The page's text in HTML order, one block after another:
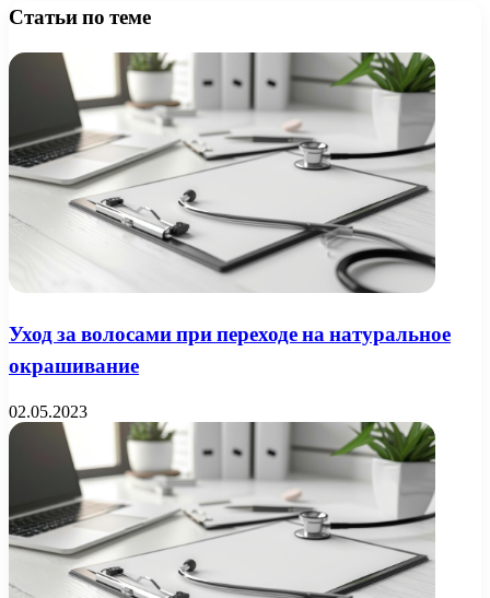
Статьи по теме
Уход за волосами при переходе на натуральное
окрашивание
02.05.2023